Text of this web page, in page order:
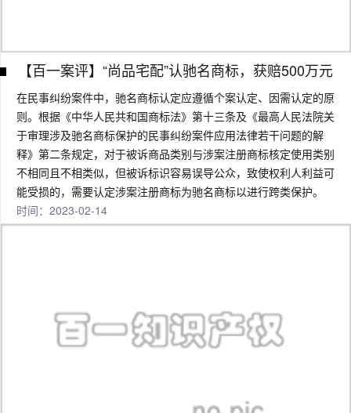
【百一案评】“尚品宅配”认驰名商标，获赔500万元
在民事纠纷案件中，驰名商标认定应遵循个案认定、因需认定的原
则。根据《中华人民共和国商标法》第十三条及《最高人民法院关
于审理涉及驰名商标保护的民事纠纷案件应用法律若干问题的解
释》第二条规定，对于被诉商品类别与涉案注册商标核定使用类别
不相同且不相类似，但被诉标识容易误导公众，致使权利人利益可
能受损的，需要认定涉案注册商标为驰名商标以进行跨类保护。
时间：2023-02-14